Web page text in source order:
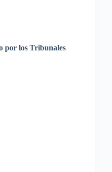
por los Tribunales